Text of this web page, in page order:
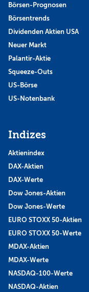
Börsen-Prognosen
Börsentrends
Dividenden Aktien USA
Neuer Markt
Palantir-Aktie
Squeeze-Outs
US-Börse
US-Notenbank
Indizes
Aktienindex
DAX-Aktien
DAX-Werte
Dow Jones-Aktien
Dow Jones-Werte
EURO STOXX 50-Aktien
EURO STOXX 50-Werte
MDAX-Aktien
MDAX-Werte
NASDAQ-100-Werte
NASDAQ-Aktien